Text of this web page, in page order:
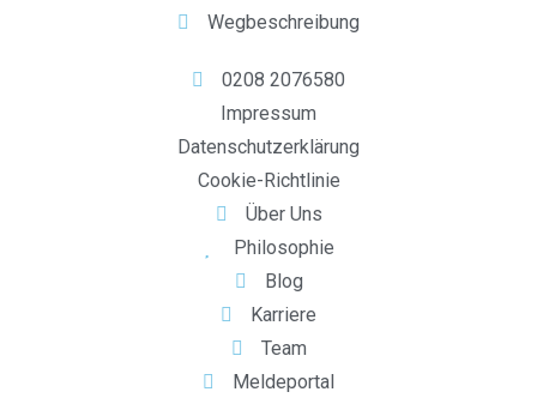
Wegbeschreibung
0208 2076580
Impressum
Datenschutzerklärung
Cookie-Richtlinie
Über Uns
Philosophie
Blog
Karriere
Team
Meldeportal